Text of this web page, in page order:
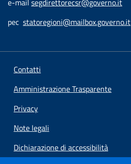
e-mail segdirettorecsr@governo.it
pec statoregioni@mailbox.governo.it
Contatti
Amministrazione Trasparente
Privacy
Note legali
Dichiarazione di accessibilità